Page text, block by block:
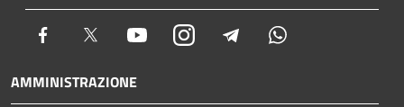
Facebook Twitter YoutubeInstagram Telegram
AMMINISTRAZIONE